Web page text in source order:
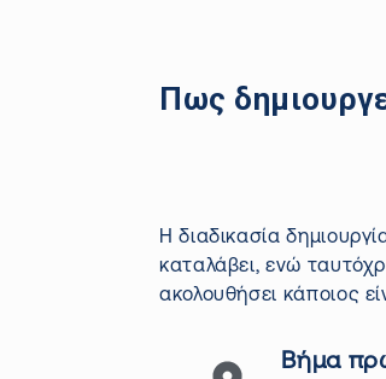
Πως
Η διαδικασία
καταλάβει, ενώ
ακολουθήσει κάποιος
Βήμα